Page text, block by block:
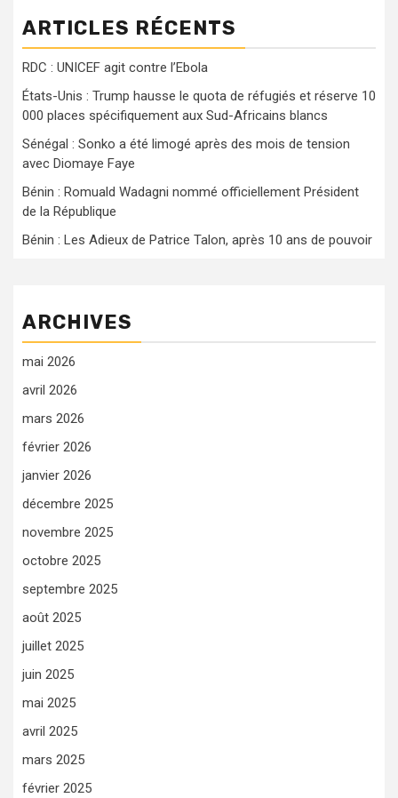
ARTICLES RÉCENTS
RDC : UNICEF agit contre l’Ebola
États-Unis : Trump hausse le quota de réfugiés et réserve 10
000 places spécifiquement aux Sud-Africains blancs
Sénégal : Sonko a été limogé après des mois de tension
avec Diomaye Faye
Bénin : Romuald Wadagni nommé officiellement Président
de la République
Bénin : Les Adieux de Patrice Talon, après 10 ans de pouvoir
ARCHIVES
mai 2026
avril 2026
mars 2026
février 2026
janvier 2026
décembre 2025
novembre 2025
octobre 2025
septembre 2025
août 2025
juillet 2025
juin 2025
mai 2025
avril 2025
mars 2025
février 2025